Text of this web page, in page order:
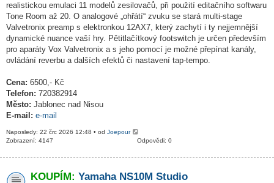
realistickou emulaci 11 modelů zesilovačů, při použití editačního softwaru
Tone Room až 20. O analogové „ohřátí“ zvuku se stará multi-stage
Valvetronix preamp s elektronkou 12AX7, který zachytí i ty nejjemnější
dynamické nuance vaší hry. Pětitlačítkový footswitch je určen především
pro aparáty Vox Valvetronix a s jeho pomocí je možné přepínat kanály,
ovládání reverbu a dalších efektů či nastavení tap-tempo.
Cena: 6500,- Kč
Telefon: 720382914
Město: Jablonec nad Nisou
E-mail: e-mail
Naposledy: 22 črc 2026 12:48 • od Joepour
Odpovědi: 0
Zobrazení: 4147
KOUPÍM: Yamaha NS10M Studio